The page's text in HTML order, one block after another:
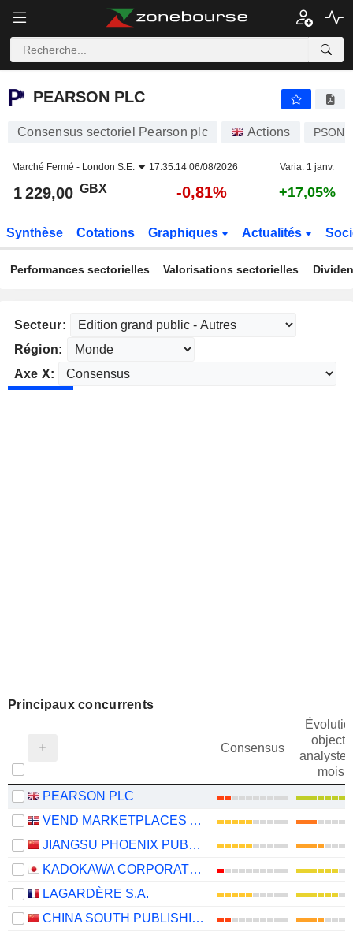
PEARSON PLC
PEARSON PLC
Consensus sectoriel Pearson plc Actions PSON
Marché Fermé - London S.E. 17:35:14 06/08/2026 Varia. 1 janv.
1 229,00 GBX -0,81% +17,05%
Synthèse Cotations Graphiques Actualités
Performances sectorielles Valorisations sectorielles
Secteur:
Région:
Axe X:
Principaux concurrents
Consensus
objectif
mois
PEARSON PLC
VEND MARKETPLACES ASA
JIANGSU PHOENIX PUBLISHING & MEDIA CORPORATION LIMITED
KADOKAWA CORPORATION
LAGARDÈRE S.A.
CHINA SOUTH PUBLISHING & MEDIA GROUP CO., LTD